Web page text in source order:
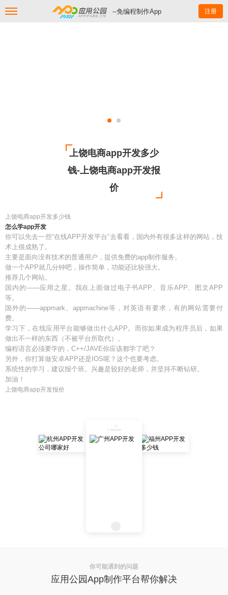
--免编程制作App 注册
上饶电商app开发多少
钱-上饶电商app开发报
价
上饶电商app开发多少钱
怎么学app开发
你可以先去一些“在线APP开发平台”去看看，国内外有很多这样的网站，技
术上很成熟了。
主要是面向没有技术的普通用户，提供免费的app制作服务。
做一个APP就几分钟吧，操作简单，功能还比较强大。
推荐几个网站。
国内的——应用之星。我在上面做过电子书APP、音乐APP、图文APP
等。
国外的——appmark、appmachine等，对英语有要求，有的网站需要付
费。
学习下，在线应用平台能够做出什么APP。而你如果成为程序员后，如果
做出不一样的东西（不被平台所取代）。
编程语言必须要学的，C++/JAVE你应该都学了吧？
另外，你打算做安卓APP还是IOS呢？这个也要考虑。
系统性的学习，建议报个班。兴趣是较好的老师，并坚持不断钻研。
加油！
上饶电商app开发报价
你可能遇到的问题
应用公园App制作平台帮你解决